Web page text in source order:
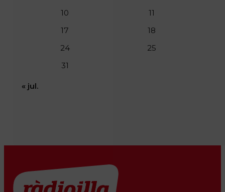
10
11
17
18
24
25
31
« jul.